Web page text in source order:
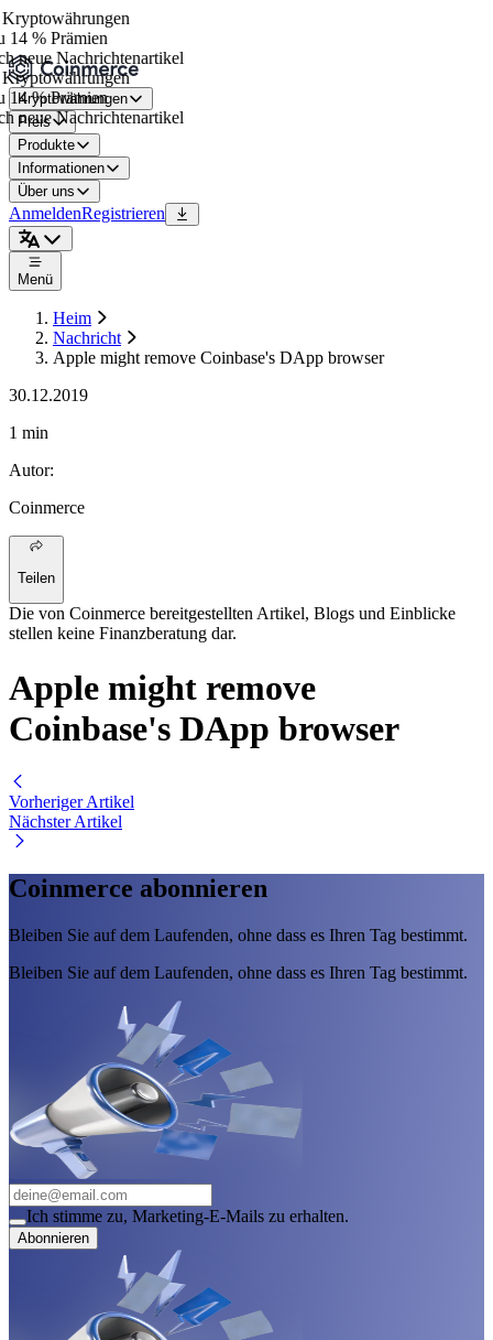
% Prämien
neue Nachrichtenartikel
% Prämien
neue Nachrichtenartikel
Kryptowährungen
Preis
Produkte
Informationen
Über uns
AnmeldenRegistrieren
Menü
Heim
Nachricht
Apple might remove Coinbase's DApp browser
30.12.2019
1 min
Autor:
Coinmerce
Teilen
Die von Coinmerce bereitgestellten Artikel, Blogs und Einblicke
stellen keine Finanzberatung dar.
Apple might remove
Coinbase's DApp browser
Vorheriger Artikel
Nächster Artikel
Coinmerce abonnieren
Bleiben Sie auf dem Laufenden, ohne dass es Ihren Tag bestimmt.
Bleiben Sie auf dem Laufenden, ohne dass es Ihren Tag bestimmt.
Ich stimme zu, Marketing-E-Mails zu erhalten.
Abonnieren